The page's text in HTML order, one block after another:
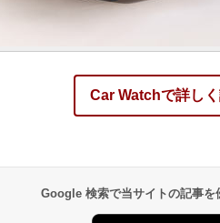
Car Watchで詳し
Google 検索で当サイトの記事を